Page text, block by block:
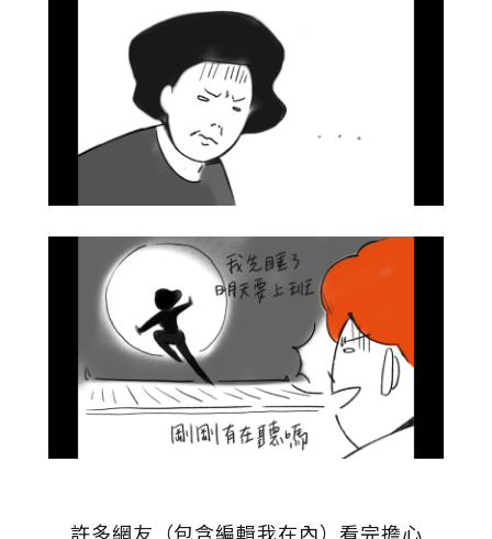
許多網友（包含編輯我在內）看完擔心